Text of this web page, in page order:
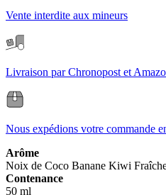
Vente interdite aux mineurs
Livraison par Chronopost et
Nous expédions votre commande
Arôme
Noix de Coco Banane Kiwi
Contenance
50 ml